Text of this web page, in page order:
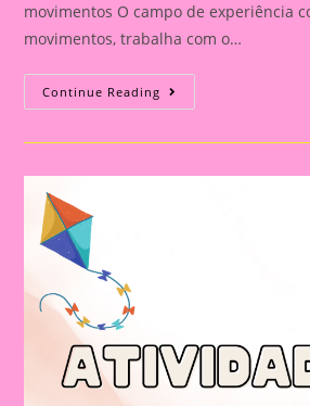
movimentos O campo de experiência
movimentos, trabalha com o…
Continue Reading Atividades
E
Com